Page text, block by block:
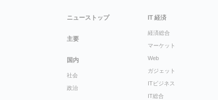
ニューストップ
主要
国内
社会
政治
IT 経済
経済総合
マーケット
Web
ガジェット
ITビジネス
IT総合